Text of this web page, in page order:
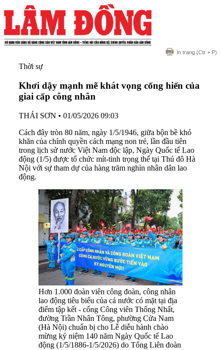
In trang (Ctr + P)
Thời sự
Khơi dậy mạnh mẽ khát vọng cống hiến của
giai cấp công nhân
THÁI SƠN • 01/05/2026 09:03
Cách đây tròn 80 năm, ngày 1/5/1946, giữa bộn bề khó
khăn của chính quyền cách mạng non trẻ, lần đầu tiên
trong lịch sử nước Việt Nam độc lập, Ngày Quốc tế Lao
động (1/5) được tổ chức mít-tinh trọng thể tại Thủ đô Hà
Nội với sự tham dự của hàng trăm nghìn nhân dân lao
động.
Hơn 1.000 đoàn viên công đoàn, công nhân
lao động tiêu biểu của cả nước có mặt tại địa
điểm tập kết - cổng Công viên Thống Nhất,
đường Trần Nhân Tông, phường Cửa Nam
(Hà Nội) chuẩn bị cho Lễ diễu hành chào
mừng kỷ niệm 140 năm Ngày Quốc tế Lao
động (1/5/1886-1/5/2026) do Tổng Liên đoàn